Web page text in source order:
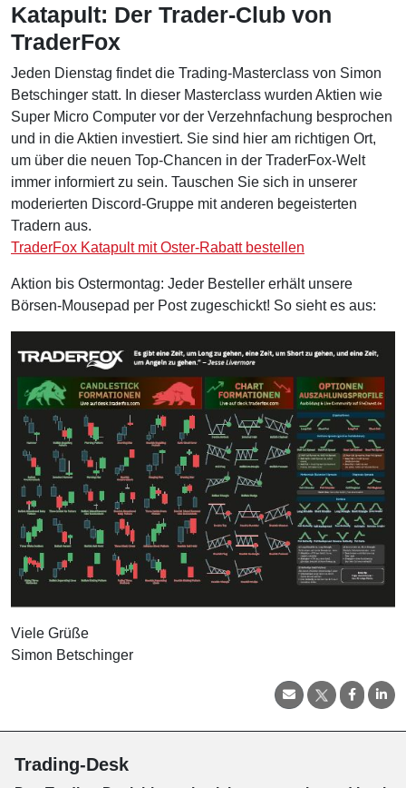
Katapult: Der Trader-Club von
TraderFox
Jeden Dienstag findet die Trading-Masterclass von Simon
Betschinger statt. In dieser Masterclass wurden Aktien wie
Super Micro Computer vor der Verzehnfachung besprochen
und in die Aktien investiert. Sie sind hier am richtigen Ort,
um über die neuen Top-Chancen in der TraderFox-Welt
immer informiert zu sein. Tauschen Sie sich in unserer
moderierten Discord-Gruppe mit anderen begeisterten
Tradern aus.
TraderFox Katapult mit Oster-Rabatt bestellen
Aktion bis Ostermontag: Jeder Besteller erhält unsere
Börsen-Mousepad per Post zugeschickt! So sieht es aus:
Viele Grüße
Simon Betschinger
Trading-Desk